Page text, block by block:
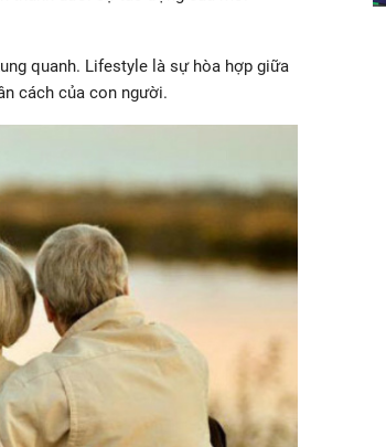
quanh. Lifestyle là sự hòa hợp giữa
cách của con người.